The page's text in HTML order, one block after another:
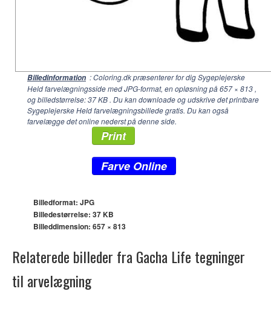
Billedinformation : Coloring.dk præsenterer for dig Sygeplejerske
Held farvelægningsside med JPG-format, en opløsning på657 × 813 ,
og billedstørrelse: 37 KB . Du kan downloade og udskrive det printbare
Sygeplejerske Held farvelægningsbillede gratis. Du kan også
farvelægge det online nederst på denne side.
Print
Farve Online
Billedformat: JPG
Billedestørrelse: 37 KB
Billeddimension: 657 × 813
Relaterede billeder fra Gacha Life tegninger
til arvelægning